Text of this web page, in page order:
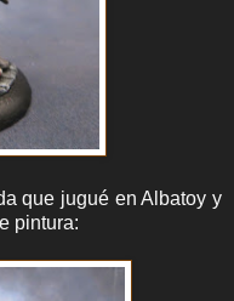
que jugué en Albatoy y
pintura: